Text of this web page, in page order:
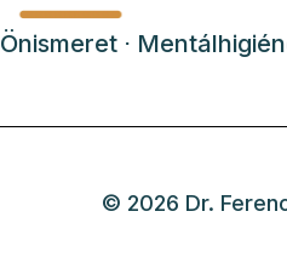
Önismeret ⋅
© 2026 Dr.